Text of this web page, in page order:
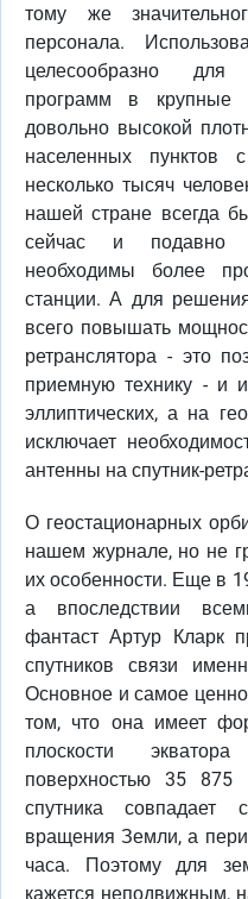
тому же
персонала.
целесообразно для
программ в крупные
довольно высокой
населенных пунктов
несколько тысяч
нашей стране всегда
сейчас и подавно
необходимы более
станции. А для
всего повышать
ретранслятора - это
приемную технику - и
эллиптических, а на
исключает
антенны на спутник-
О геостационарных
нашем журнале, но не
их особенности. Еще в
а впоследствии
фантаст Артур Кларк
спутников связи
Основное и самое
том, что она имеет
плоскости
поверхностью 35 875
спутника совпадает
вращения Земли, а
часа. Поэтому для
кажется неподвижным,